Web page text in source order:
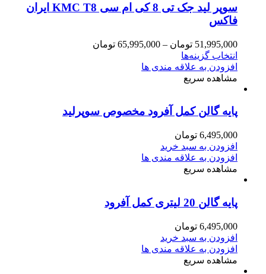
سوپر لید جک تی 8 کی ام سی KMC T8 ایران
فاکس
51,995,000 تومان –
65,995,000 تومان
انتخاب گزینه‌ها
افزودن به علاقه مندی ها
مشاهده سریع
پایه گالن کمل آفرود مخصوص سوپرلید
6,495,000 تومان
افزودن به سبد خرید
افزودن به علاقه مندی ها
مشاهده سریع
پایه گالن 20 لیتری کمل آفرود
6,495,000 تومان
افزودن به سبد خرید
افزودن به علاقه مندی ها
مشاهده سریع